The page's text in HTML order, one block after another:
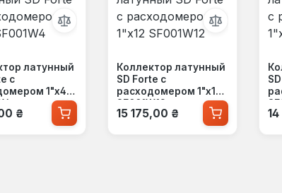
латунный
с
1"х4
цена:
₴
Коллектор латунный
SD Forte с
расходомером 1"х12
SF001W12
Обычная цена:
15 175,00 ₴